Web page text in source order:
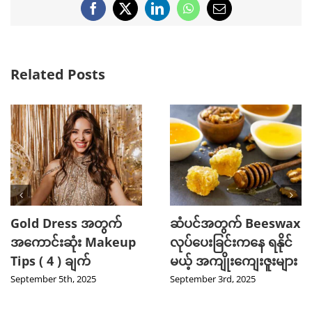
Facebook
X LinkedInWhatsApp
Email
Related Posts
Gold Dress အတွက်
အကောင်းဆုံး Makeup
Tips ( 4 ) ချက်
September 5th, 2025
ဆံပင်အတွက် Beeswax
လုပ်ပေးခြင်းကနေ ရနိုင်
မယ့် အကျိုးကျေးဇူးများ
September 3rd, 2025